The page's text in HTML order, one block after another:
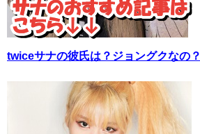
twiceサナの彼氏は？ジョングクなの？